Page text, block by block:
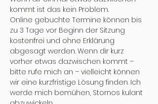
kommt ist das kein Problem.
Online gebuchte Termine können bis
zu 3 Tage vor Beginn der Sitzung
kostenfrei und ohne Erklärung
abgesagt werden. Wenn dir kurz
vorher etwas dazwischen kommt –
bitte rufe mich an – vielleicht können
wir eine kurzfristige Lösung finden. Ich
werde mich bemühen, Stornos kulant